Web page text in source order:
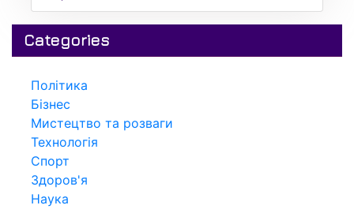
Categories
Політика
Бізнес
Мистецтво та розваги
Технологія
Спорт
Здоров'я
Наука